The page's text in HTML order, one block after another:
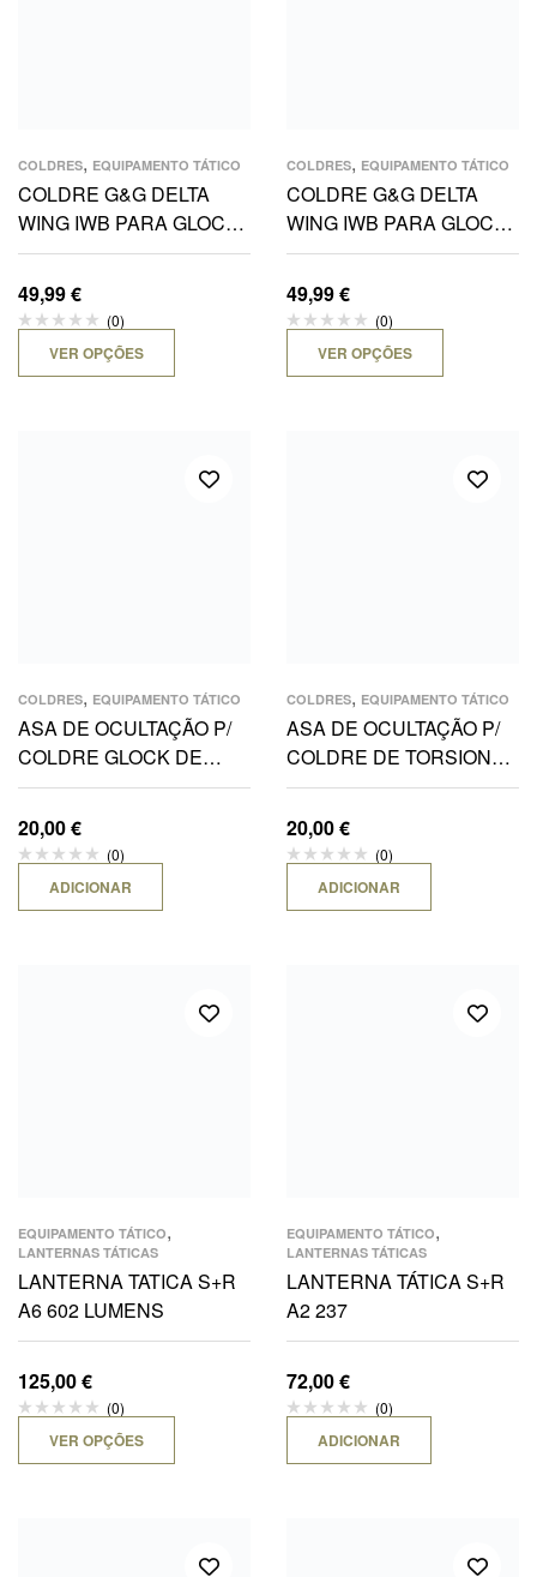
COLDRES, EQUIPAMENTO TÁTICO
COLDRE G&G DELTA
WING IWB PARA GLOCK
19 E 23 P110
49,99€
(0)
VER OPÇÕES
COLDRES, EQUIPAMENTO TÁTICO
COLDRE G&G DELTA
WING IWB PARA GLOCK
19 E 23 P100
49,99€
(0)
VER OPÇÕES
COLDRES, EQUIPAMENTO TÁTICO
ASA DE OCULTAÇÃO P/
COLDRE GLOCK DE
TORSION PADRÃO IWB
20,00€
(0)
ADICIONAR
COLDRES, EQUIPAMENTO TÁTICO
ASA DE OCULTAÇÃO P/
COLDRE DE TORSION
ROLAMENTO LEVE IWB
20,00€
(0)
ADICIONAR
EQUIPAMENTO TÁTICO,
LANTERNAS TÁTICAS
LANTERNA TATICA S+R
A6 602 LUMENS
125,00€
(0)
VER OPÇÕES
EQUIPAMENTO TÁTICO,
LANTERNAS TÁTICAS
LANTERNA TÁTICA S+R
A2 237
72,00€
(0)
ADICIONAR